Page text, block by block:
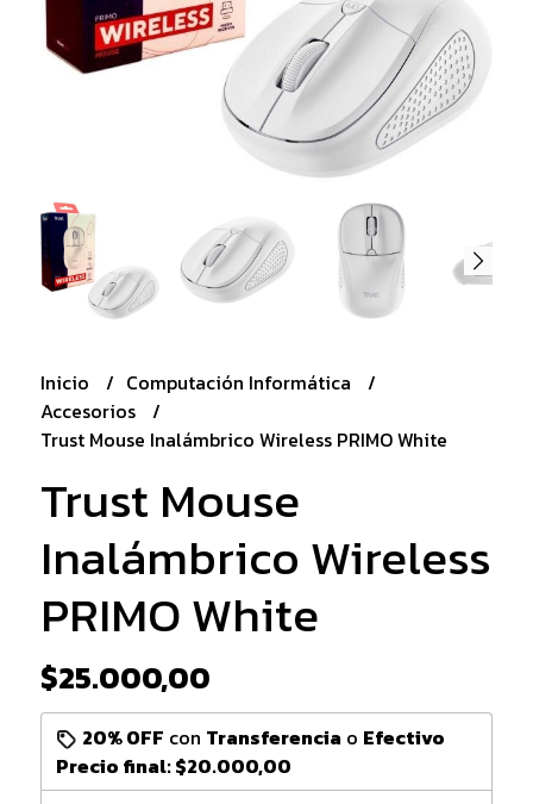
Inicio
Computación Informática
Accesorios
Trust Mouse Inalámbrico Wireless PRIMO White
Trust Mouse
Inalámbrico Wireless
PRIMO White
$25.000,00
20% OFF con Transferencia o Efectivo
Precio final:$20.000,00